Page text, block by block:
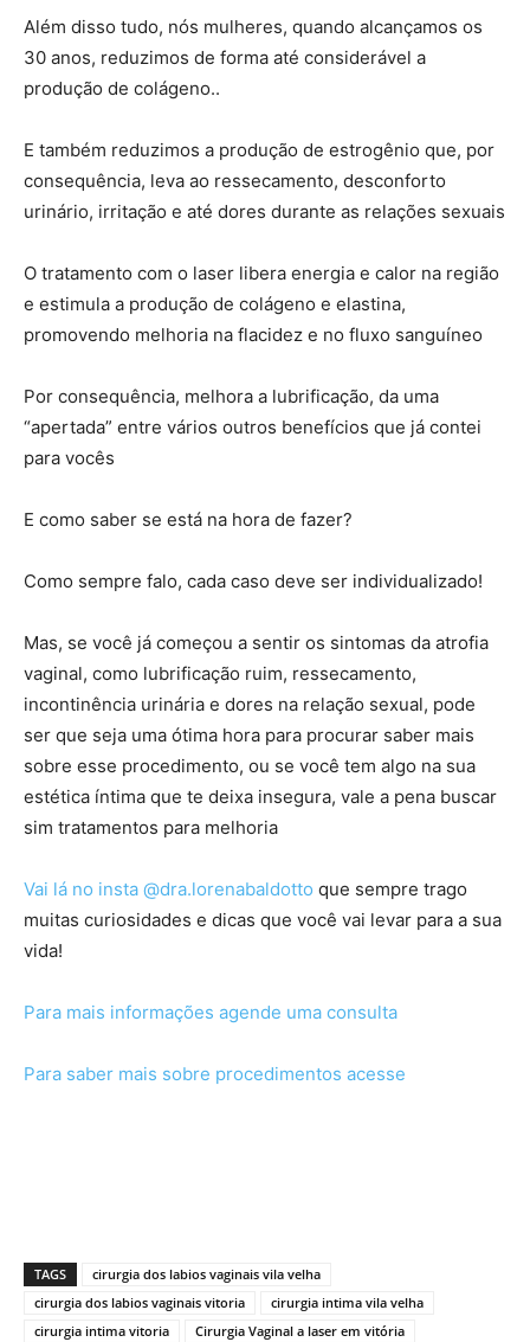
Além disso tudo, nós mulheres, quando alcançamos os
30 anos, reduzimos de forma até considerável a
produção de colágeno..
E também reduzimos a produção de estrogênio que, por
consequência, leva ao ressecamento, desconforto
urinário, irritação e até dores durante as relações sexuais
O tratamento com o laser libera energia e calor na região
e estimula a produção de colágeno e elastina,
promovendo melhoria na flacidez e no fluxo sanguíneo
Por consequência, melhora a lubrificação, da uma
“apertada” entre vários outros benefícios que já contei
para vocês
E como saber se está na hora de fazer?
Como sempre falo, cada caso deve ser individualizado!
Mas, se você já começou a sentir os sintomas da atrofia
vaginal, como lubrificação ruim, ressecamento,
incontinência urinária e dores na relação sexual, pode
ser que seja uma ótima hora para procurar saber mais
sobre esse procedimento, ou se você tem algo na sua
estética íntima que te deixa insegura, vale a pena buscar
sim tratamentos para melhoria
Vai lá no insta @dra.lorenabaldotto que sempre trago
muitas curiosidades e dicas que você vai levar para a sua
vida!
Para mais informações agende uma consulta
Para saber mais sobre procedimentos acesse
TAGS
cirurgia dos labios vaginais vila velha
cirurgia dos labios vaginais vitoria
cirurgia intima vila velha
cirurgia intima vitoria
Cirurgia Vaginal a laser em vitória